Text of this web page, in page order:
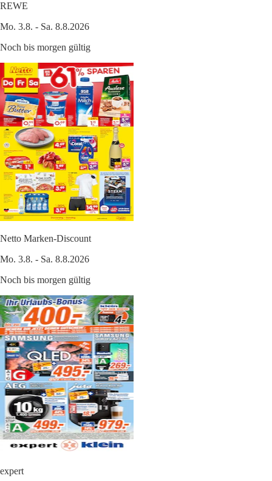
REWE
Mo. 3.8. - Sa. 8.8.2026
Noch bis morgen gültig
Netto Marken-Discount
Mo. 3.8. - Sa. 8.8.2026
Noch bis morgen gültig
expert